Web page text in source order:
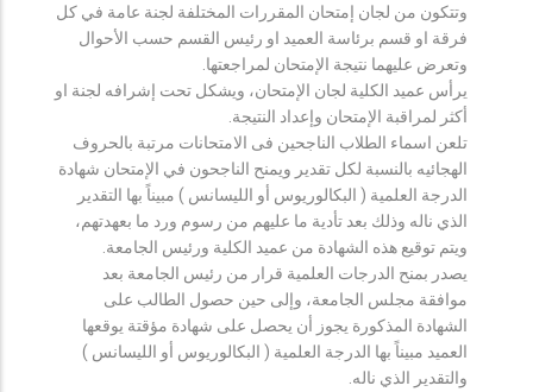
وتتكون من لجان إمتحان المقررات المختلفة لجنة عامة في كل
فرقة او قسم برئاسة العميد او رئيس القسم حسب الأحوال
وتعرض عليهما نتيجة الإمتحان لمراجعتها.
يرأس عميد الكلية لجان الإمتحان، ويشكل تحت إشرافه لجنة او
أكثر لمراقبة الإمتحان وإعداد النتيجة.
تلعن اسماء الطلاب الناجحين فى الامتحانات مرتبة بالحروف
الهجائيه بالنسبة لكل تقدير ويمنح الناجحون في الإمتحان شهادة
الدرجة العلمية ( البكالوريوس أو الليسانس ) مبيناً بها التقدير
الذي ناله وذلك بعد تأدية ما عليهم من رسوم ورد ما بعهدتهم،
ويتم توقيع هذه الشهادة من عميد الكلية ورئيس الجامعة.
يصدر بمنح الدرجات العلمية قرار من رئيس الجامعة بعد
موافقة مجلس الجامعة، وإلى حين حصول الطالب على
الشهادة المذكورة يجوز أن يحصل على شهادة مؤقتة يوقعها
العميد مبيناً بها الدرجة العلمية ( البكالوريوس أو الليسانس )
والتقدير الذي ناله.